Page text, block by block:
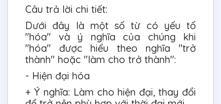
Câu trả lời chi tiết:
Dưới đây là một số từ có yếu tố
"hóa" và ý nghĩa của chúng khi
"hóa" được hiểu theo nghĩa "trở
thành" hoặc "làm cho trở thành":
- Hiện đại hóa
+ Ý nghĩa: Làm cho hiện đại, thay đổi